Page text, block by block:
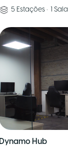
5 Estações • 1 Sala
Hub